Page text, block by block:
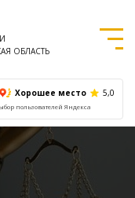
ОБЛАСТЬ
Хорошее место 5,0
пользователей Яндекса